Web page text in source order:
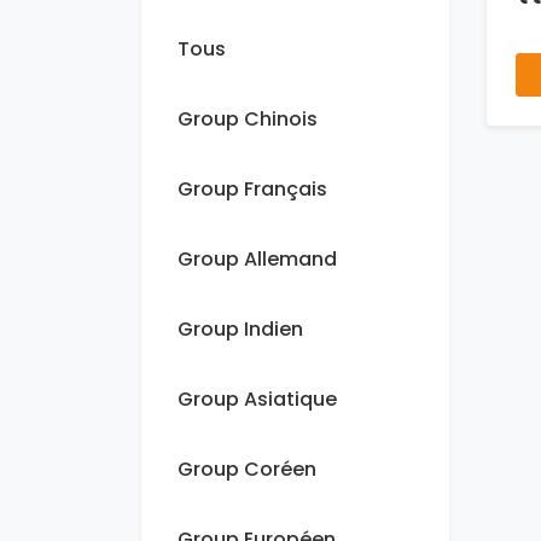
Tous
Group Chinois
Group Français
Group Allemand
Group Indien
Group Asiatique
Group Coréen